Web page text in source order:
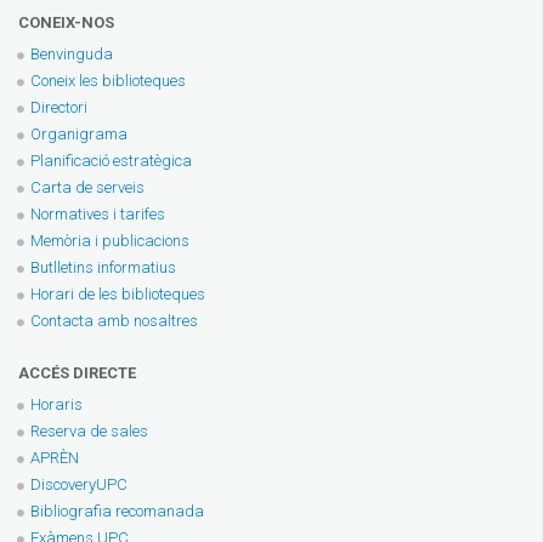
CONEIX-NOS
Benvinguda
Coneix les biblioteques
Directori
Organigrama
Planificació estratègica
Carta de serveis
Normatives i tarifes
Memòria i publicacions
Butlletins informatius
Horari de les biblioteques
Contacta amb nosaltres
ACCÉS DIRECTE
Horaris
Reserva de sales
APRÈN
DiscoveryUPC
Bibliografia recomanada
Exàmens UPC